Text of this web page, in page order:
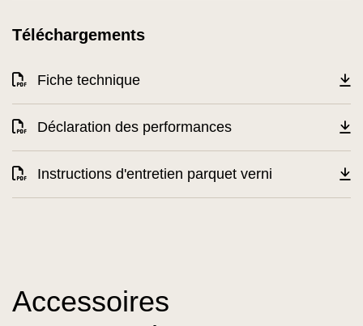
Téléchargements
Fiche technique
Déclaration des performances
Instructions d'entretien parquet verni
Accessoires